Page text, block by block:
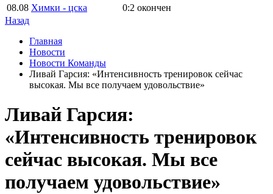
08.08 Химки - цска 0:2 окончен
Назад
Главная
Новости
Новости Команды
Ливай Гарсия: «Интенсивность тренировок сейчас
высокая. Мы все получаем удовольствие»
Ливай Гарсия:
«Интенсивность тренировок
сейчас высокая. Мы все
получаем удовольствие»